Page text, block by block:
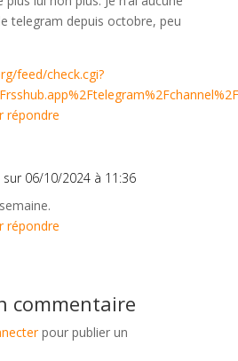
telegram depuis octobre, peu
feed/check.cgi?
répondre
sur 06/10/2024 à 11:36
répondre
commentaire
pour publier un